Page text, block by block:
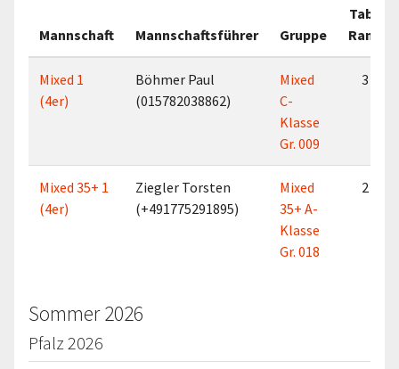
Mannschaft Mannschaftsführer Gruppe
Tab.-
Rang
Mixed 1
(4er)
Böhmer Paul
(015782038862)
Mixed
C-
Klasse
Gr. 009
3
Mixed 35+ 1
(4er)
Ziegler Torsten
(+491775291895)
Mixed
35+ A-
Klasse
Gr. 018
2
Sommer 2026
Pfalz 2026